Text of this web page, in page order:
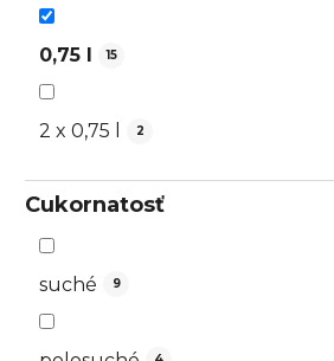
0,75 l 15
2 x 0,75 l 2
Cukornatosť
suché 9